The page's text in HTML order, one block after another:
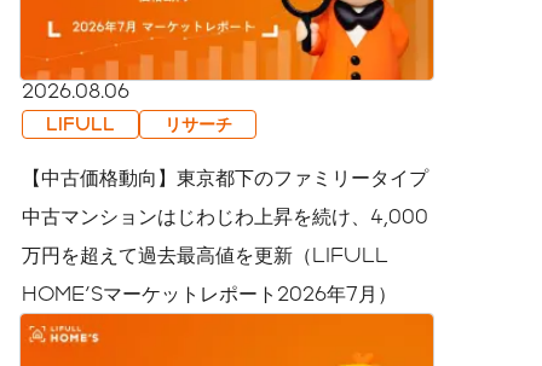
2026.08.06
LIFULL リサーチ
【中古価格動向】東京都下のファミリータイプ
中古マンションはじわじわ上昇を続け、4,000
万円を超えて過去最高値を更新（LIFULL
HOME'Sマーケットレポート2026年7月）